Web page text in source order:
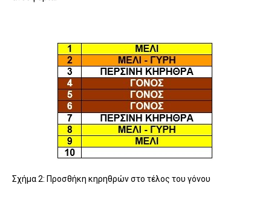
Σχήμα 2: Προσθήκη κηρηθρών στο τέλος του γόνου